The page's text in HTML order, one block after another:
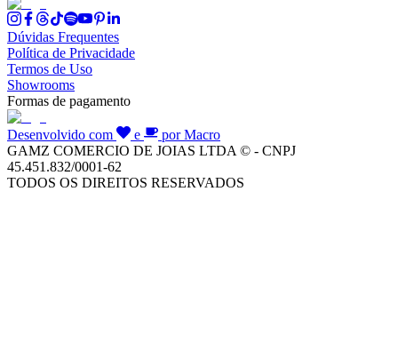
Dúvidas Frequentes
Política de Privacidade
Termos de Uso
Showrooms
Formas de pagamento
Desenvolvido com e
por Macro
GAMZ COMERCIO DE JOIAS LTDA © - CNPJ
45.451.832/0001-62
TODOS OS DIREITOS RESERVADOS